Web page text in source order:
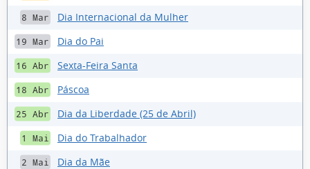
8 Mar Dia Internacional da Mulher
19 Mar Dia do Pai
16 Abr Sexta-Feira Santa
18 Abr Páscoa
25 Abr Dia da Liberdade (25 de Abril)
1 Mai Dia do Trabalhador
2 Mai Dia da Mãe